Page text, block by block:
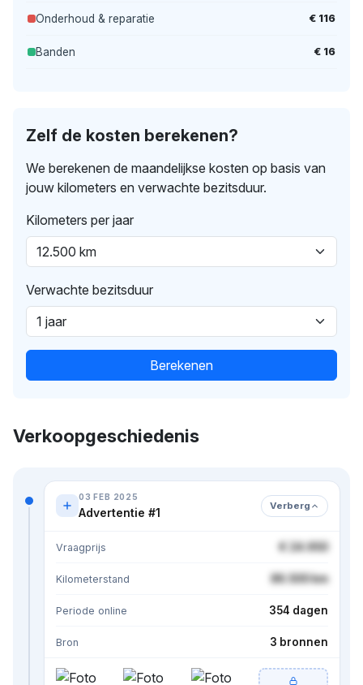
Onderhoud & reparatie € 116
Banden € 16
Zelf de kosten berekenen?
We berekenen de maandelijkse kosten op basis van
jouw kilometers en verwachte bezitsduur.
Kilometers per jaar
Verwachte bezitsduur
Berekenen
Verkoopgeschiedenis
03 FEB 2025
Advertentie #1 Verberg
Vraagprijs € 24.950
Kilometerstand 86.500 km
Periode online 354 dagen
Bron 3 bronnen